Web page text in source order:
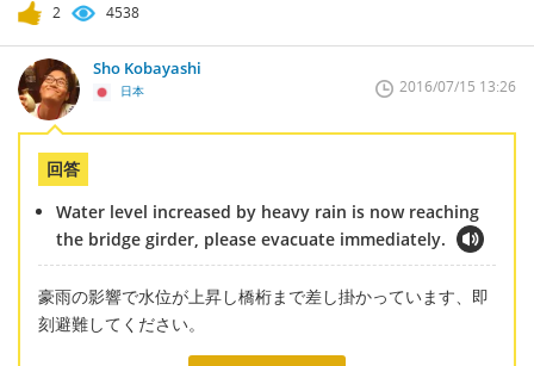
2 4538
Sho Kobayashi
日本 2016/07/15 13:26
回答
Water level increased by heavy rain is now reaching
the bridge girder, please evacuate immediately.
豪雨の影響で水位が上昇し橋桁まで差し掛かっています、即
刻避難してください。